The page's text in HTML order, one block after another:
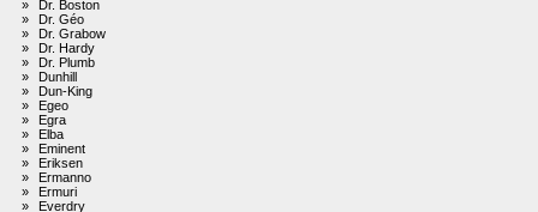
»
Dr. Boston
»
Dr. Géo
»
Dr. Grabow
»
Dr. Hardy
»
Dr. Plumb
»
Dunhill
»
Dun-King
»
Egeo
»
Egra
»
Elba
»
Eminent
»
Eriksen
»
Ermanno
»
Ermuri
»
Everdry